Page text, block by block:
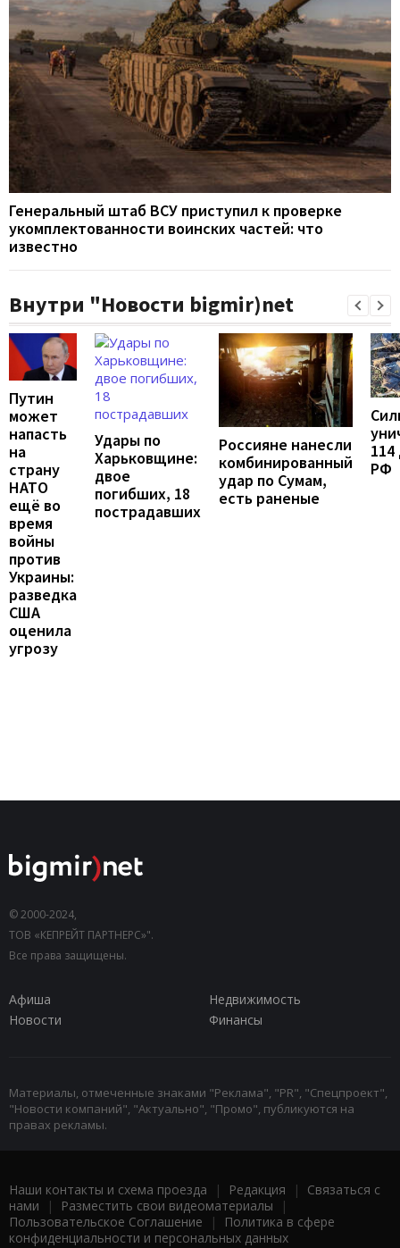
Генеральный штаб ВСУ приступил к проверке
укомплектованности воинских частей: что
известно
Внутри "Новости bigmir)net
Путин
может
напасть
на
страну
НАТО
ещё во
время
войны
против
Украины:
разведка
США
оценила
угрозу
Удары по
Харьковщине:
двое
погибших, 18
пострадавших
Россияне нанесли
комбинированный
удар по Сумам,
есть раненые
РФ
© 2000-2024,
ТОВ «КЕПРЕЙТ ПАРТНЕРС»".
Все права защищены.
Афиша
Недвижимость
Новости
Финансы
Материалы, отмеченные знаками "Реклама", "PR", "Спецпроект",
"Новости компаний", "Актуально", "Промо", публикуются на
правах рекламы.
Наши контакты и схема проезда | Редакция | Связаться с
нами | Разместить свои видеоматериалы |
Пользовательское Соглашение |
Политика в сфере
конфиденциальности и персональных данных